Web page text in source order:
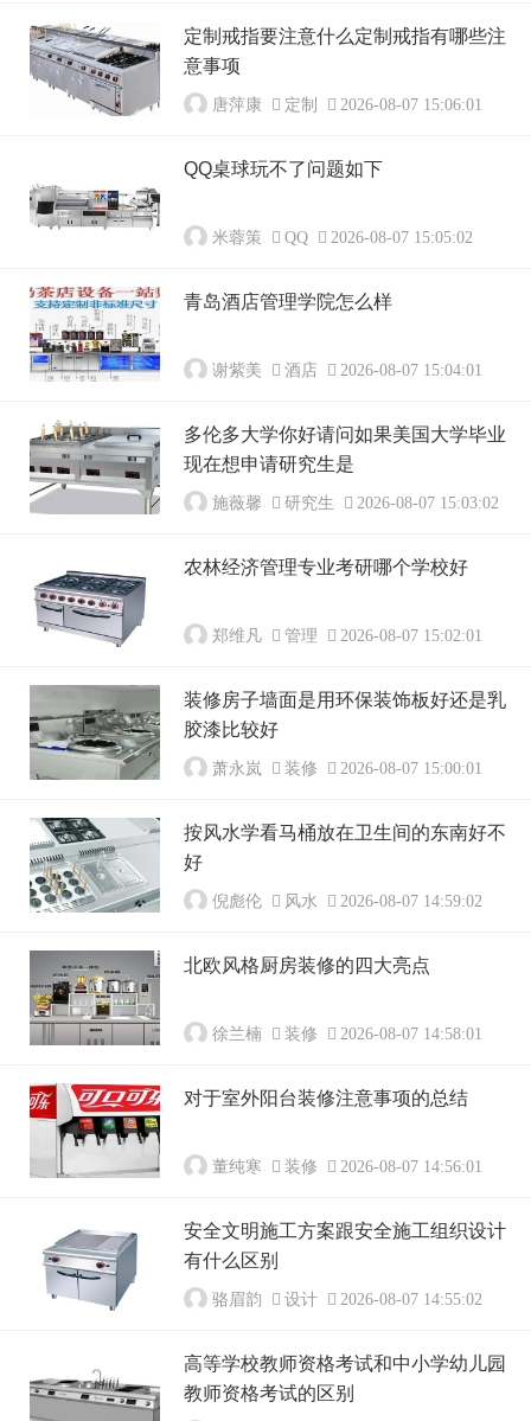
定制戒指要注意什么定制戒指有哪些注
意事项
唐萍康 定制 2026-08-07 15:06:01
QQ桌球玩不了问题如下
米蓉策 QQ 2026-08-07 15:05:02
青岛酒店管理学院怎么样
谢紫美 酒店 2026-08-07 15:04:01
多伦多大学你好请问如果美国大学毕业
现在想申请研究生是
施薇馨 研究生 2026-08-07 15:03:02
农林经济管理专业考研哪个学校好
郑维凡 管理 2026-08-07 15:02:01
装修房子墙面是用环保装饰板好还是乳
胶漆比较好
萧永岚 装修 2026-08-07 15:00:01
按风水学看马桶放在卫生间的东南好不
好
倪彪伦 风水 2026-08-07 14:59:02
北欧风格厨房装修的四大亮点
徐兰楠 装修 2026-08-07 14:58:01
对于室外阳台装修注意事项的总结
董纯寒 装修 2026-08-07 14:56:01
安全文明施工方案跟安全施工组织设计
有什么区别
骆眉韵 设计 2026-08-07 14:55:02
高等学校教师资格考试和中小学幼儿园
教师资格考试的区别